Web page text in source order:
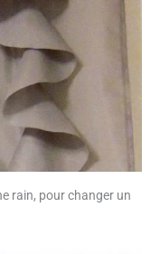
rain, pour changer un